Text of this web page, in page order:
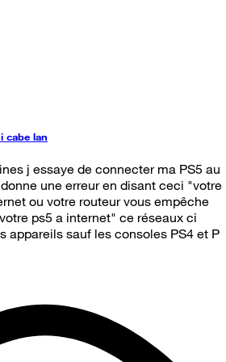
cabe lan
j essaye de connecter ma PS5 au
une erreur en disant ceci "votre
ou votre routeur vous empêche
ps5 a internet" ce réseaux ci
appareils sauf les consoles PS4 et P